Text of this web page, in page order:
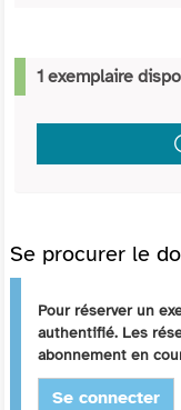
1 exemplaire
Se procurer le
Pour réserver un
authentifié. Les
abonnement en
Se connecter